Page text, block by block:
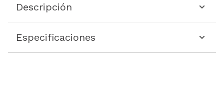
Descripción
Especificaciones